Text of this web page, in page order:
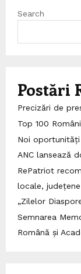
Search
Postări
Precizări de
Top 100
Noi
ANC lansează
RePatriot
locale,
„Zilelor
Semnarea
Română și